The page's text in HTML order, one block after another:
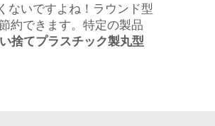
ないですよね！ラウンド型
約できます。特定の製品
捨てプラスチック製丸型